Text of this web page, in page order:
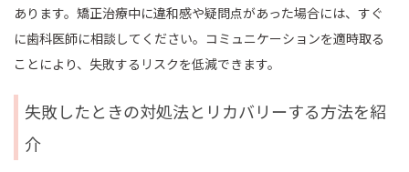
あります。矯正治療中に違和感や疑問点があった場合には、すぐ
に歯科医師に相談してください。コミュニケーションを適時取る
ことにより、失敗するリスクを低減できます。
失敗したときの対処法とリカバリーする方法を紹
介